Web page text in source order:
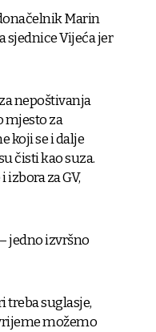
Marin
sjednice Vijeća jer
nepoštivanja
mjesto za
koji se i dalje
čisti kao suza.
za GV,
jedno izvršno
treba suglasje,
možemo